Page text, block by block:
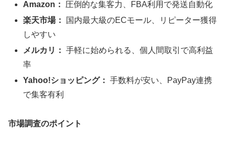
Amazon：
圧倒的な集客力、FBA利用で発送自動化
楽天市場：
国内最大級のECモール、リピーター獲得
しやすい
メルカリ： 手軽に始められる、個人間取引で高利益
率
Yahoo!ショッピング： 手数料が安い、PayPay連携
で集客有利
市場調査のポイント